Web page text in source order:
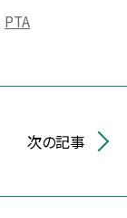
PTA
次の記事